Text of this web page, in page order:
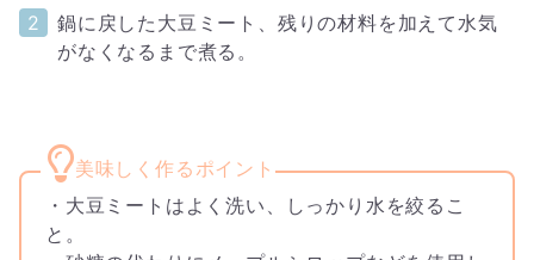
鍋に戻した大豆ミート、残りの材料を加えて水気
がなくなるまで煮る。
・大豆ミートはよく洗い、しっかり水を絞るこ
と。